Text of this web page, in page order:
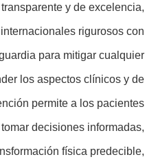
y de excelencia,
rigurosos con
para mitigar cualquier
los aspectos clínicos y de
permite a los pacientes
decisiones informadas,
física predecible,